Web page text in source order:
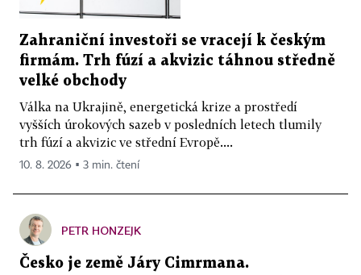
Zahraniční investoři se vracejí k českým
firmám. Trh fúzí a akvizic táhnou středně
velké obchody
Válka na Ukrajině, energetická krize a prostředí
vyšších úrokových sazeb v posledních letech tlumily
trh fúzí a akvizic ve střední Evropě....
10. 8. 2026 ▪ 3 min. čtení
PETR HONZEJK
Česko je země Járy Cimrmana.